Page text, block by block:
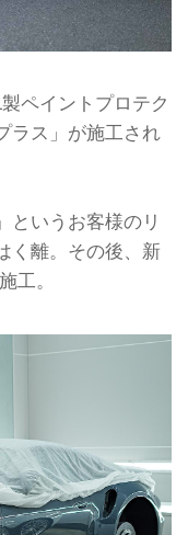
ペイントプロテク
ラス」が施工され
というお客様のリ
く離。その後、新
工。